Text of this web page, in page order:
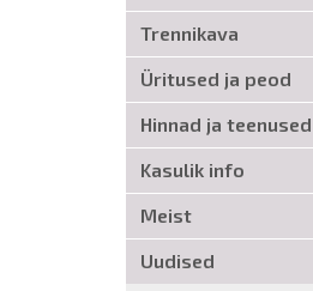
Trennikava
Üritused ja peod
Hinnad ja teenused
Kasulik info
Meist
Uudised